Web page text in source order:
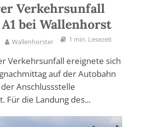
Verkehrsunfall
bei Wallenhorst
Wallenhorster 1 min. Lesezeit
Verkehrsunfall ereignete sich
auf der Autobahn
Anschlussstelle
Für die Landung des...